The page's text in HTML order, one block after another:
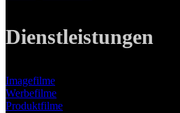
Dienstleistungen
Imagefilme
Werbefilme
Produktfilme